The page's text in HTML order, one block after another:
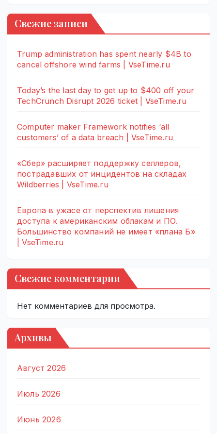
Свежие записи
Trump administration has spent nearly $4B to
cancel offshore wind farms | VseTime.ru
Today’s the last day to get up to $400 off your
TechCrunch Disrupt 2026 ticket | VseTime.ru
Computer maker Framework notifies ‘all
customers’ of a data breach | VseTime.ru
«Сбер» расширяет поддержку селлеров,
пострадавших от инцидентов на складах
Wildberries | VseTime.ru
Европа в ужасе от перспектив лишения
доступа к американским облакам и ПО.
Большинство компаний не имеет «плана Б»
| VseTime.ru
Свежие комментарии
Нет комментариев для просмотра.
Архивы
Август 2026
Июль 2026
Июнь 2026